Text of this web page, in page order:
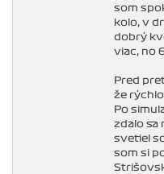
som
kolo, v
dobrý
viac, no
Pred
že
Po
zdalo sa
svetiel
som si